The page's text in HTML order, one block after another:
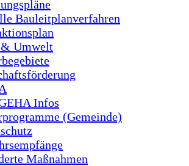
Bauleitplanverfahren
Umwelt
Infos
(Gemeinde)
Maßnahmen